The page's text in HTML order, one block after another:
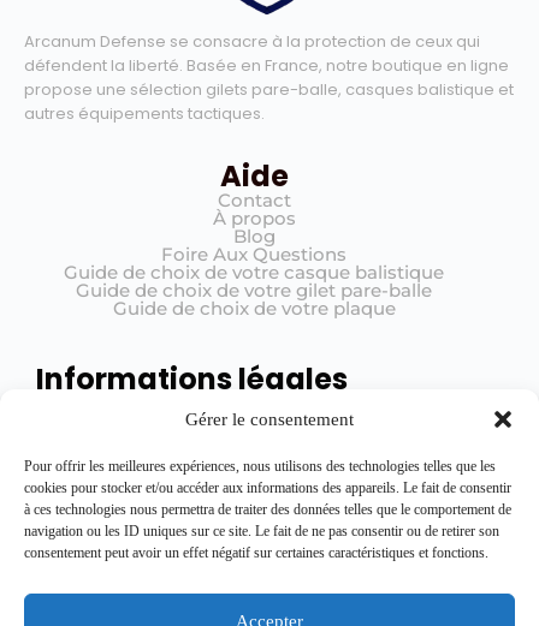
Gérer le consentement
Pour offrir les meilleures expériences, nous utilisons des technologies telles que les
cookies pour stocker et/ou accéder aux informations des appareils. Le fait de consentir
à ces technologies nous permettra de traiter des données telles que le comportement de
navigation ou les ID uniques sur ce site. Le fait de ne pas consentir ou de retirer son
consentement peut avoir un effet négatif sur certaines caractéristiques et fonctions.
Accepter
Arcanum Defense se consacre à la protection de ceux qui
défendent la liberté. Basée en France, notre boutique en ligne
propose une sélection gilets pare-balle, casques balistique et
autres équipements tactiques.
Aide
Contact
À propos
Blog
Foire Aux Questions
Guide de choix de votre casque balistique
Guide de choix de votre gilet pare-balle
Guide de choix de votre plaque
Informations légales
Conditions générales de vente (CGV)
Registre de traitement
Rejoignez l'équipe
Restez informé des dernières nouveautés, promotions exclusives et conseils
en vous inscrivant ici.